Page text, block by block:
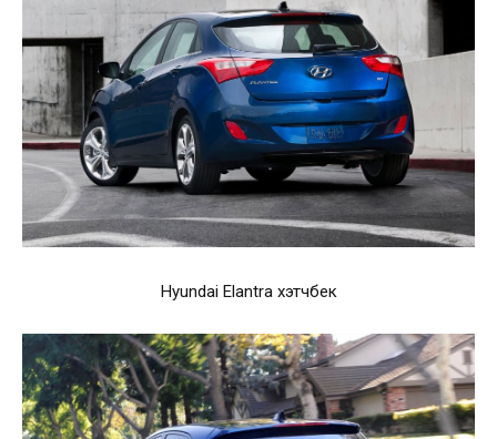
Hyundai Elantra хэтчбек